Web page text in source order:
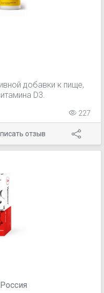
добавки к пище,
D3.
227
отзыв